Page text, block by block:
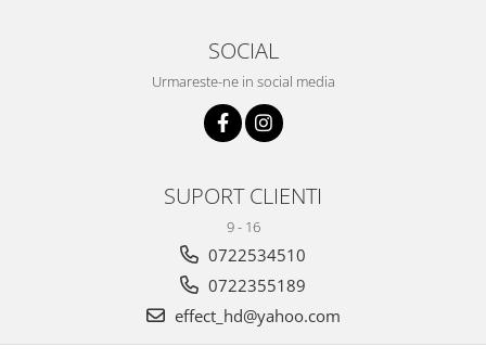
SOCIAL
Urmareste-ne in social media
SUPORT CLIENTI
9 - 16
0722534510
0722355189
effect_hd@yahoo.com